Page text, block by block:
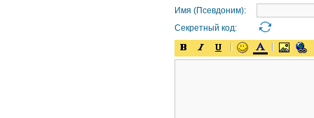
Имя (Псевдоним):
Секретный код: